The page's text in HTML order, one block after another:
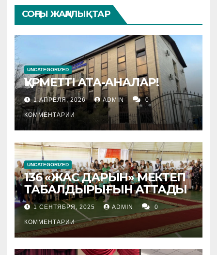
СОҢҒЫ ЖАҢАЛЫҚТАР
UNCATEGORIZED
ҚҰРМЕТТІ АТА-АНАЛАР!
1 АПРЕЛЯ, 2026 ADMIN 0
КОММЕНТАРИИ
UNCATEGORIZED
136 «ЖАС ДАРЫН» МЕКТЕП
ТАБАЛДЫРЫҒЫН АТТАДЫ
1 СЕНТЯБРЯ, 2025 ADMIN 0
КОММЕНТАРИИ